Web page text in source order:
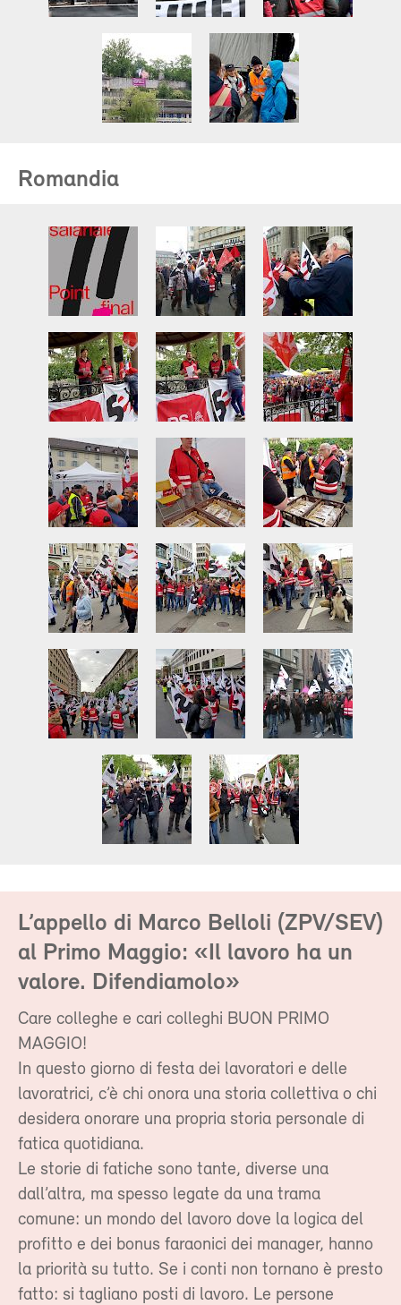
Romandia
L’appello di Marco Belloli (ZPV/SEV)
al Primo Maggio: «Il lavoro ha un
valore. Difendiamolo»
Care colleghe e cari colleghi BUON PRIMO
MAGGIO!
In questo giorno di festa dei lavoratori e delle
lavoratrici, c’è chi onora una storia collettiva o chi
desidera onorare una propria storia personale di
fatica quotidiana.
Le storie di fatiche sono tante, diverse una
dall’altra, ma spesso legate da una trama
comune: un mondo del lavoro dove la logica del
profitto e dei bonus faraonici dei manager, hanno
la priorità su tutto. Se i conti non tornano è presto
fatto: si tagliano posti di lavoro. Le persone